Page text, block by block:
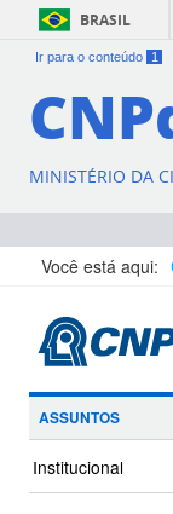
BRASIL
Ir para o conteúdo 1
MINISTÉRIO DA
Você está aqui:
ASSUNTOS
Institucional